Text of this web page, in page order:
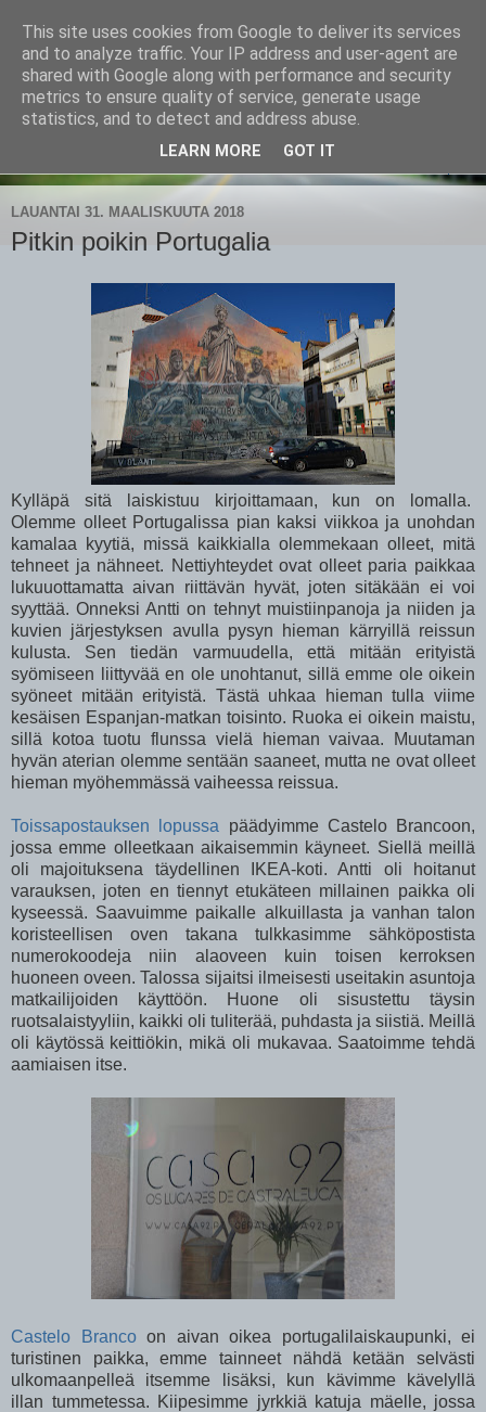
CampaSimpukka
kammen- ja kauhanpyöritystä
LAUANTAI 31. MAALISKUUTA 2018
Pitkin poikin Portugalia
Kylläpä sitä laiskistuu kirjoittamaan, kun on lomalla.
Olemme olleet Portugalissa pian kaksi viikkoa ja unohdan
kamalaa kyytiä, missä kaikkialla olemmekaan olleet, mitä
tehneet ja nähneet. Nettiyhteydet ovat olleet paria paikkaa
lukuuottamatta aivan riittävän hyvät, joten sitäkään ei voi
syyttää. Onneksi Antti on tehnyt muistiinpanoja ja niiden ja
kuvien järjestyksen avulla pysyn hieman kärryillä reissun
kulusta. Sen tiedän varmuudella, että mitään erityistä
syömiseen liittyvää en ole unohtanut, sillä emme ole oikein
syöneet mitään erityistä. Tästä uhkaa hieman tulla viime
kesäisen Espanjan-matkan toisinto. Ruoka ei oikein maistu,
sillä kotoa tuotu flunssa vielä hieman vaivaa. Muutaman
hyvän aterian olemme sentään saaneet, mutta ne ovat olleet
hieman myöhemmässä vaiheessa reissua.
Toissapostauksen lopussa päädyimme Castelo Brancoon,
jossa emme olleetkaan aikaisemmin käyneet. Siellä meillä
oli majoituksena täydellinen IKEA-koti. Antti oli hoitanut
varauksen, joten en tiennyt etukäteen millainen paikka oli
kyseessä. Saavuimme paikalle alkuillasta ja vanhan talon
koristeellisen oven takana tulkkasimme sähköpostista
numerokoodeja niin alaoveen kuin toisen kerroksen
huoneen oveen. Talossa sijaitsi ilmeisesti useitakin asuntoja
matkailijoiden käyttöön. Huone oli sisustettu täysin
ruotsalaistyyliin, kaikki oli tuliterää, puhdasta ja siistiä. Meillä
oli käytössä keittiökin, mikä oli mukavaa. Saatoimme tehdä
aamiaisen itse.
Castelo Brancoon aivan oikea portugalilaiskaupunki, ei
turistinen paikka, emme tainneet nähdä ketään selvästi
ulkomaanpelleä itsemme lisäksi, kun kävimme kävelyllä
illan tummetessa. Kiipesimme jyrkkiä katuja mäelle, jossa
This site uses cookies from Google to deliver its services
and to analyze traffic. Your IP address and user-agent are
shared with Google along with performance and security
metrics to ensure quality of service, generate usage
statistics, and to detect and address abuse.
LEARN MORE GOT IT